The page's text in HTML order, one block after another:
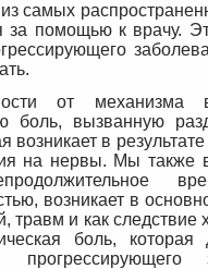
самых
за помощью к врачу.
от механизма
боль, вызванную
возникает в
на нервы. Мы также
возникает в
травм и как следствие
боль,